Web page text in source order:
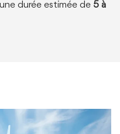
durée estimée de 5 à